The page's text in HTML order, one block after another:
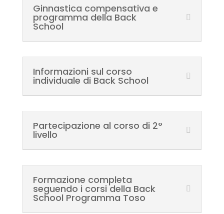
Ginnastica compensativa e
programma della Back
School
Informazioni sul corso
individuale di Back School
Partecipazione al corso di 2°
livello
Formazione completa
seguendo i corsi della Back
School Programma Toso